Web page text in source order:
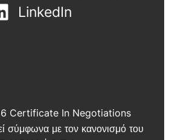
LinkedIn
Certificate In Negotiations
σύμφωνα με τον κανονισμό του